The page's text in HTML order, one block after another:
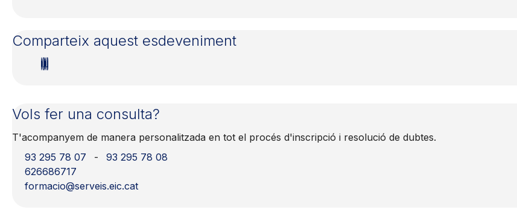
Vols fer una consulta?
T'acompanyem de manera personalitzada en tot el procés d'inscripció i resolució de dubtes.
93 295 78 07
-
93 295 78 08
626686717
formacio@serveis.eic.cat
Comparteix aquest esdeveniment